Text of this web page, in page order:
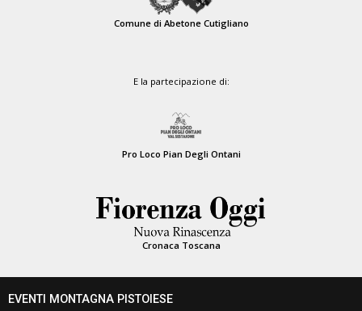
Comune di Abetone Cutigliano
E la partecipazione di:
Pro Loco Pian Degli Ontani
Cronaca Toscana
EVENTI MONTAGNA PISTOIESE